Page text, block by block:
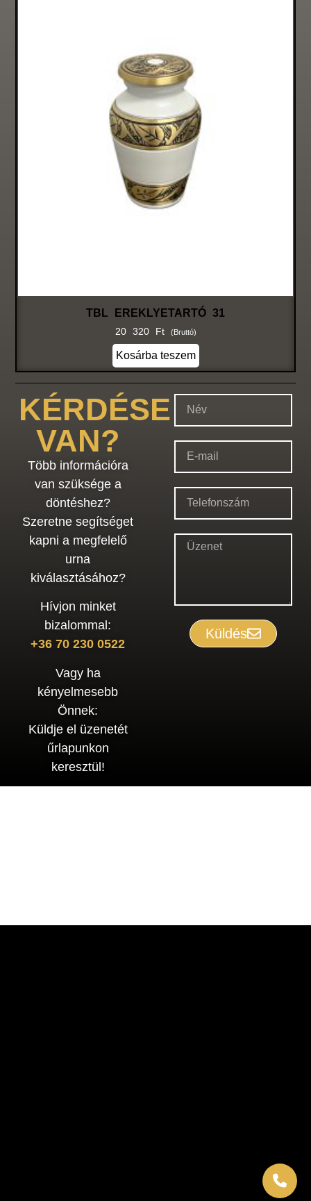
TBL EREKLYETARTÓ 31
20 320 Ft (bruttó)
Kosárba teszem
KÉRDÉSE
VAN?
Több információra
van szüksége a
döntéshez?
Szeretne segítséget
kapni a megfelelő
urna
kiválasztásához?
Hívjon minket
bizalommal:
+36 70 230 0522
Vagy ha
kényelmesebb
Önnek:
Küldje el üzenetét
űrlapunkon
keresztül!
Küldés